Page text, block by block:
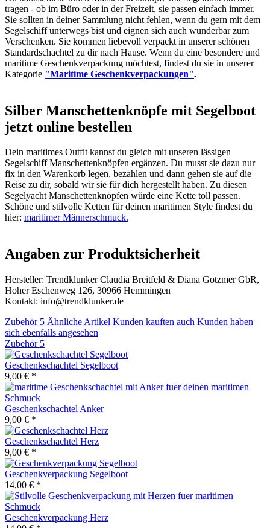
tragen - ob im Büro oder in der Freizeit, sie passen einfach immer.
Sie sollten in deiner Sammlung nicht fehlen, wenn du gern mit dem
Segelschiff unterwegs bist und eignen sich auch wunderbar zum
Verschenken. Sie kommen liebevoll verpackt in unserer schönen
Standardschachtel zu dir nach Hause. Wenn du eine besondere und
maritime Geschenkverpackung möchtest, findest du sie in unserer
Kategorie "Maritime Geschenkverpackungen".
Silber Manschettenknöpfe mit Segelboot
jetzt online bestellen
Dein maritimes Outfit kannst du gleich mit unseren lässigen
Segelschiff Manschettenknöpfen ergänzen. Du musst sie dazu nur
fix in den Warenkorb legen, bezahlen und dann gehen sie auf die
Reise zu dir, sobald wir sie für dich hergestellt haben. Zu diesen
Segelyacht Manschettenknöpfen würde eine Kette toll passen.
Schöne und stilvolle Ketten für deinen maritimen Style findest du
hier: maritimer Männerschmuck.
Angaben zur Produktsicherheit
Hersteller: Trendklunker Claudia Breitfeld & Diana Gotzmer GbR,
Hoher Eschenweg 126, 30966 Hemmingen
Kontakt: info@trendklunker.de
Zubehör 5 Ähnliche Artikel Kunden kauften auch Kunden haben
sich ebenfalls angesehen
Zubehör 5
Geschenkschachtel Segelboot
9,00 € *
Geschenkschachtel Anker
9,00 € *
Geschenkschachtel Herz
9,00 € *
Geschenkverpackung Segelboot
14,00 € *
Geschenkverpackung Herz